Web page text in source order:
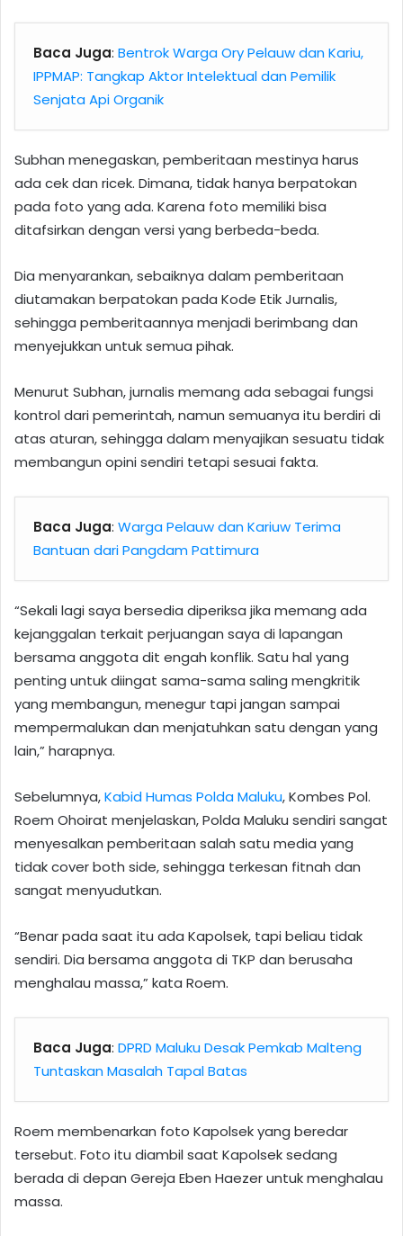
Baca Juga: Bentrok Warga Ory Pelauw dan Kariu,
IPPMAP: Tangkap Aktor Intelektual dan Pemilik
Senjata Api Organik
Subhan menegaskan, pemberitaan mestinya harus
ada cek dan ricek. Dimana, tidak hanya berpatokan
pada foto yang ada. Karena foto memiliki bisa
ditafsirkan dengan versi yang berbeda-beda.
Dia menyarankan, sebaiknya dalam pemberitaan
diutamakan berpatokan pada Kode Etik Jurnalis,
sehingga pemberitaannya menjadi berimbang dan
menyejukkan untuk semua pihak.
Menurut Subhan, jurnalis memang ada sebagai fungsi
kontrol dari pemerintah, namun semuanya itu berdiri di
atas aturan, sehingga dalam menyajikan sesuatu tidak
membangun opini sendiri tetapi sesuai fakta.
Baca Juga: Warga Pelauw dan Kariuw Terima
Bantuan dari Pangdam Pattimura
“Sekali lagi saya bersedia diperiksa jika memang ada
kejanggalan terkait perjuangan saya di lapangan
bersama anggota dit engah konflik. Satu hal yang
penting untuk diingat sama-sama saling mengkritik
yang membangun, menegur tapi jangan sampai
mempermalukan dan menjatuhkan satu dengan yang
lain,” harapnya.
Sebelumnya,Kabid Humas Polda Maluku, Kombes Pol.
Roem Ohoirat menjelaskan, Polda Maluku sendiri sangat
menyesalkan pemberitaan salah satu media yang
tidak cover both side, sehingga terkesan fitnah dan
sangat menyudutkan.
“Benar pada saat itu ada Kapolsek, tapi beliau tidak
sendiri. Dia bersama anggota di TKP dan berusaha
menghalau massa,” kata Roem.
Baca Juga: DPRD Maluku Desak Pemkab Malteng
Tuntaskan Masalah Tapal Batas
Roem membenarkan foto Kapolsek yang beredar
tersebut. Foto itu diambil saat Kapolsek sedang
berada di depan Gereja Eben Haezer untuk menghalau
massa.